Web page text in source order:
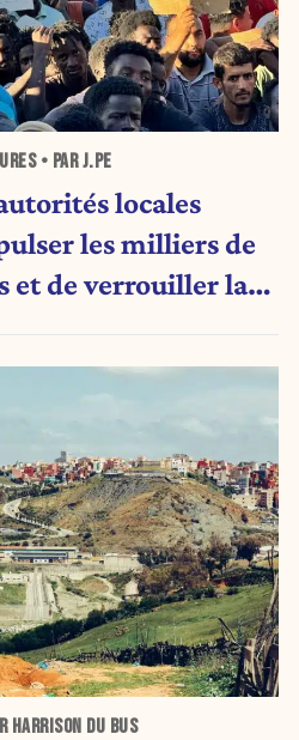
• PAR J.PE
locales
les milliers de
et de verrouiller la
HARRISON DU BUS